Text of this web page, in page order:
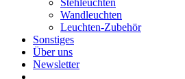
Stehleuchten
Wandleuchten
Leuchten-Zubehör
Sonstiges
Über uns
Newsletter